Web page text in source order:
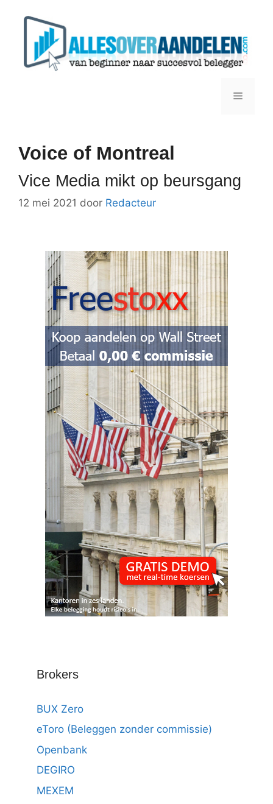
Menu
Voice of Montreal
Vice Media mikt op beursgang
12 mei 2021 door Redacteur
Brokers
BUX Zero
eToro (Beleggen zonder commissie)
Openbank
DEGIRO
MEXEM